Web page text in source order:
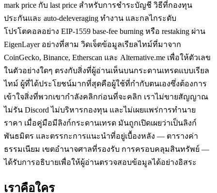
mark price กับ last price สำหรับการชำระบัญชี วิธีที่กองทุน
ประกันและ auto-deleveraging ทำงาน และกลไกระดับ
โปรโตคอลอย่าง EIP-1559 base-fee burning หรือ restaking ผ่าน
EigenLayer อย่างที่สาม วิดเจ็ตข้อมูลเรียลไทม์ที่มาจาก
CoinGecko, Binance, Etherscan และ Alternative.me เพื่อให้ตัวเลข
ในตัวอย่างใดๆ ตรงกับสิ่งที่ผู้อ่านเห็นบนกระดานเทรดแบบเรียล
ไทม์ ผู้ที่ได้ประโยชน์มากที่สุดคือผู้ใช้ที่กำกับตนเองซึ่งต้องการ
เข้าใจสิ่งที่พวกเขากำลังคลิกก่อนที่จะคลิก เราไม่ขายสัญญาณ
ไม่รัน Discord ไม่บริหารกองทุน และไม่เผยแพร่การทำนาย
ราคา เมื่อคู่มือมีลิงก์กระดานเทรด มันถูกเปิดเผยว่าเป็นลิงก์
พันธมิตร และตรรกะการแนะนำที่อยู่เบื้องหลัง — ตารางค่า
ธรรมเนียม เขตอำนาจศาลที่รองรับ การครอบคลุมสินทรัพย์ —
ได้รับการอธิบายเพื่อให้ผู้อ่านตรวจสอบข้อมูลได้อย่างอิสระ
เราคือใคร